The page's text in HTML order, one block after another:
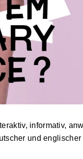
informativ,
und englischer